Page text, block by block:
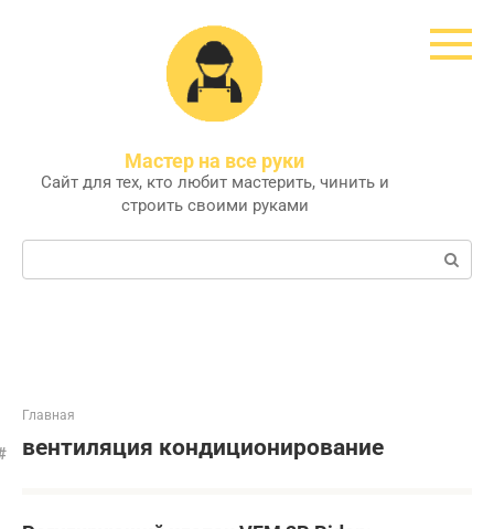
Мастер на все руки
Сайт для тех, кто любит мастерить, чинить и
строить своими руками
Поиск:
Главная
вентиляция кондиционирование